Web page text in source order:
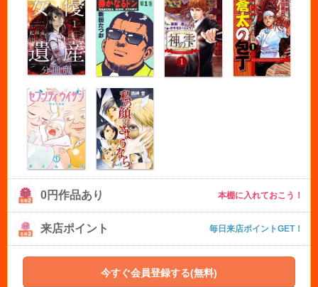
0円作品あり 本棚に入れておこう！
来店ポイント 毎日来店ポイントGET！
今すぐ会員登録する(無料)